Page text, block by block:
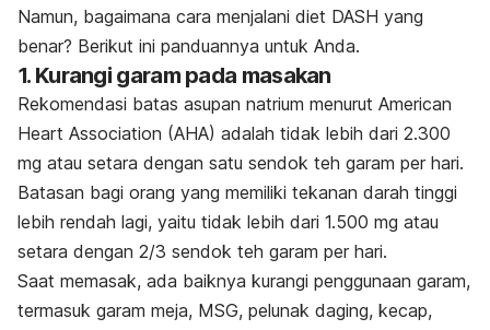
Namun, bagaimana cara menjalani diet DASH yang
benar? Berikut ini panduannya untuk Anda.
1. Kurangi garam pada masakan
Rekomendasi batas asupan natrium menurut American
Heart Association (AHA) adalah tidak lebih dari 2.300
mg atau setara dengan satu sendok teh garam per hari.
Batasan bagi orang yang memiliki tekanan darah tinggi
lebih rendah lagi, yaitu tidak lebih dari 1.500 mg atau
setara dengan 2/3 sendok teh garam per hari.
Saat memasak, ada baiknya kurangi penggunaan garam,
termasuk garam meja, MSG, pelunak daging, kecap,